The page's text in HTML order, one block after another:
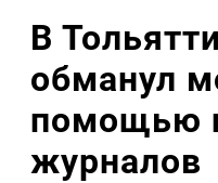
В
обманул
помощью
журналов